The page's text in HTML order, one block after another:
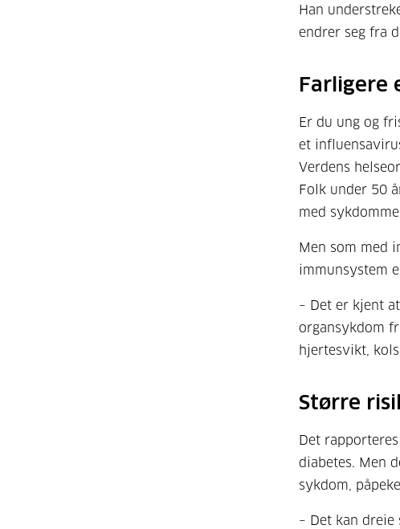
Han
endrer seg fra
Farligere
Er du ung og
et
Verdens
Folk under 50
med
Men som med
immunsystem
– Det er kjent
organsykdom
hjertesvikt,
Større
Det
diabetes. Men
sykdom,
– Det kan